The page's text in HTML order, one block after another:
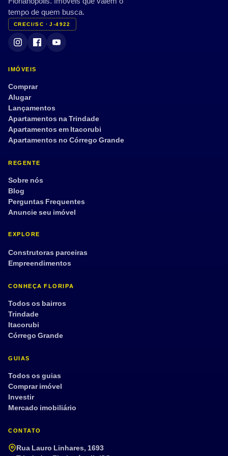
Jardim
Vista mar
Semi mobiliado
Dep. de empregada
Tour 360°
Aplicar filtros
tempo de quem busca.
CRECI/SC · J-4922
IMÓVEIS
Comprar
Alugar
Lançamentos
Apartamentos na Trindade
Apartamentos em Itacorubi
Apartamentos no Córrego Grande
REGENTE
Sobre nós
Blog
Perguntas Frequentes
Anuncie seu imóvel
EXPLORE
Construtoras parceiras
Empreendimentos
CONHEÇA FLORIPA
Todos os bairros
Trindade
Itacorubi
Córrego Grande
GUIAS
Todos os guias
Comprar imóvel
Investir
Mercado imobiliário
CONTATO
Rua Lauro Linhares, 1693